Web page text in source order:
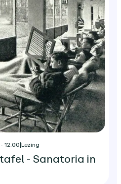
12.00|Lezing
- Sanatoria in